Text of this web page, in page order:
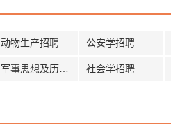
动物生产招聘 公安学招聘
社会学招聘